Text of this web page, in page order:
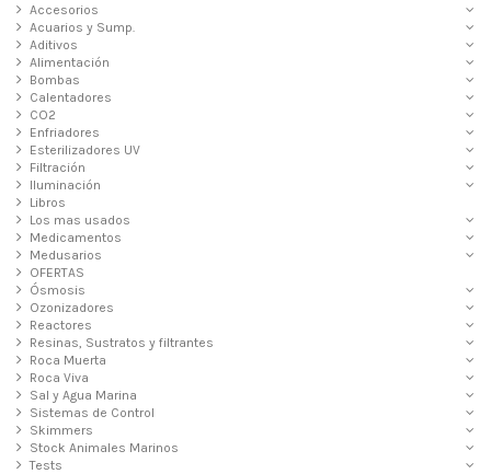
Accesorios
Acuarios y Sump.
Aditivos
Alimentación
Bombas
Calentadores
CO2
Enfriadores
Esterilizadores UV
Filtración
Iluminación
Libros
Los mas usados
Medicamentos
Medusarios
OFERTAS
Ósmosis
Ozonizadores
Reactores
Resinas, Sustratos y filtrantes
Roca Muerta
Roca Viva
Sal y Agua Marina
Sistemas de Control
Skimmers
Stock Animales Marinos
Tests